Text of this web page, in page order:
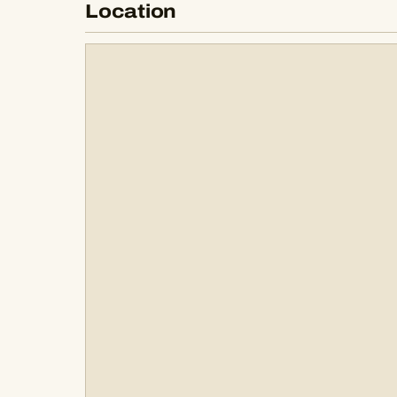
Location